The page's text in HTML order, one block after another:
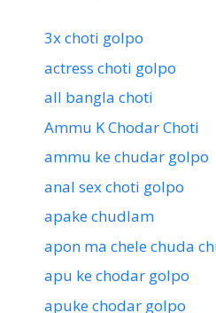
3x choti golpo
actress choti golpo
all bangla choti
Ammu K Chodar Choti
ammu ke chudar golpo
anal sex choti golpo
apake chudlam
apon ma chele chuda
apu ke chodar golpo
apuke chodar golpo